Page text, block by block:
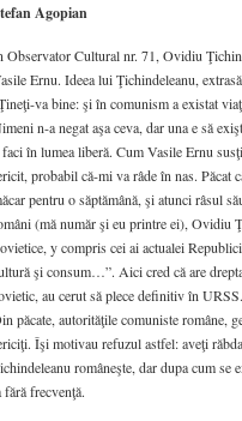
Agopian
Observator Cultural nr. 71, Ovidiu
Ernu. Ideea lui Ţichindeleanu,
va bine: şi în comunism a existat
n-a negat aşa ceva, dar una e să
în lumea liberă. Cum Vasile Ernu
probabil că-mi va râde în nas. Păcat
pentru o săptămână, şi atunci râsul
(mă număr şi eu printre ei), Ovidiu
y compris cei ai actualei
şi consum…”. Aici cred că are
au cerut să plece definitiv în
păcate, autorităţile comuniste române,
Îşi motivau refuzul astfel: aveţi
româneşte, dar dupa cum se
fără frecvenţă.